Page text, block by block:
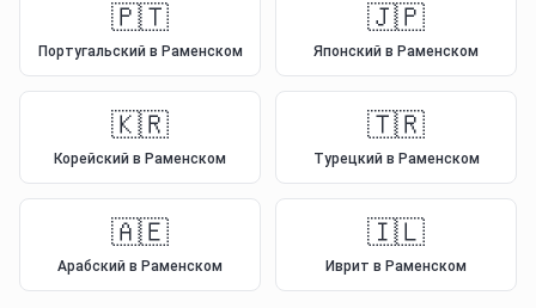
🇵🇹
Португальский в Раменском
🇯🇵
Японский в Раменском
🇰🇷
Корейский в Раменском
🇹🇷
Турецкий в Раменском
🇦🇪
Арабский в Раменском
🇮🇱
Иврит в Раменском